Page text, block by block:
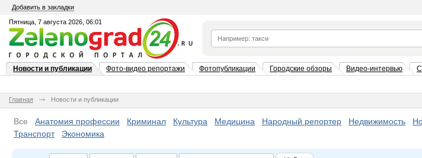
Добавить в закладки
Пятница, 7 августа 2026, 06:01
Новости и публикации Фото-видео репортажи Фотопубликации Городские обзоры Видео-интервью
Главная Новости и публикации
Все Анатомия профессии Криминал Культура Медицина Народный репортер Недвижимость
Транспорт
Экономика